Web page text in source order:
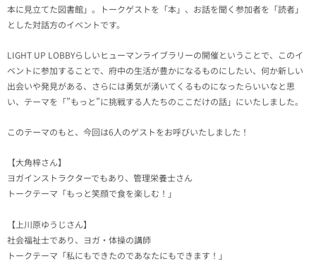
本に見立てた図書館」。トークゲストを「本」、お話を聞く参加者を「読者」
とした対話方のイベントです。
LIGHT UP LOBBYらしいヒューマンライブラリーの開催ということで、このイ
ベントに参加することで、府中の生活が豊かになるものにしたい、何か新しい
出会いや発見がある、さらには勇気が湧いてくるものになったらいいなと思
い、テーマを「”もっと”に挑戦する人たちのここだけの話」にいたしました。
このテーマのもと、今回は6人のゲストをお呼びいたしました！
【大角梓さん】
ヨガインストラクターでもあり、管理栄養士さん
トークテーマ「もっと笑顔で食を楽しむ！」
【上川原ゆうじさん】
社会福祉士であり、ヨガ・体操の講師
トークテーマ「私にもできたのであなたにもできます！」